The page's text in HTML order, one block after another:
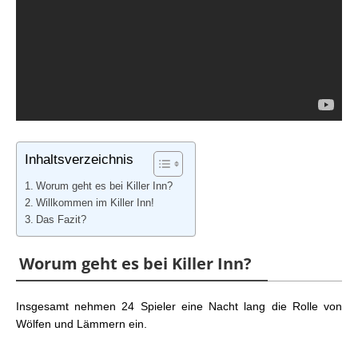
Inhaltsverzeichnis
Worum geht es bei Killer Inn?
Willkommen im Killer Inn!
Das Fazit?
Worum geht es bei Killer Inn?
Insgesamt nehmen 24 Spieler eine Nacht lang die Rolle von
Wölfen und Lämmern ein.